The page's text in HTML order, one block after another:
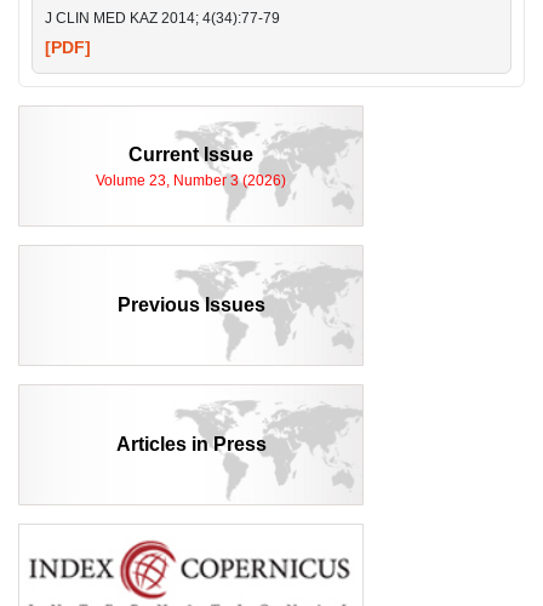
J CLIN MED KAZ 2014; 4(34):77-79
[PDF]
Current Issue
Volume 23, Number 3 (2026)
Previous Issues
Articles in Press